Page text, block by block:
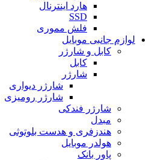
هارد اینترنال
SSD
فلش مموری
لوازم جانبی موبایل
کابل و شارژر
کابل
شارژر
شارژر دیواری
شارژر رومیزی
شارژر فندکی
مبدل
هندزفری و هدست بلوتوثی
هولدر موبایل
پاور بانک